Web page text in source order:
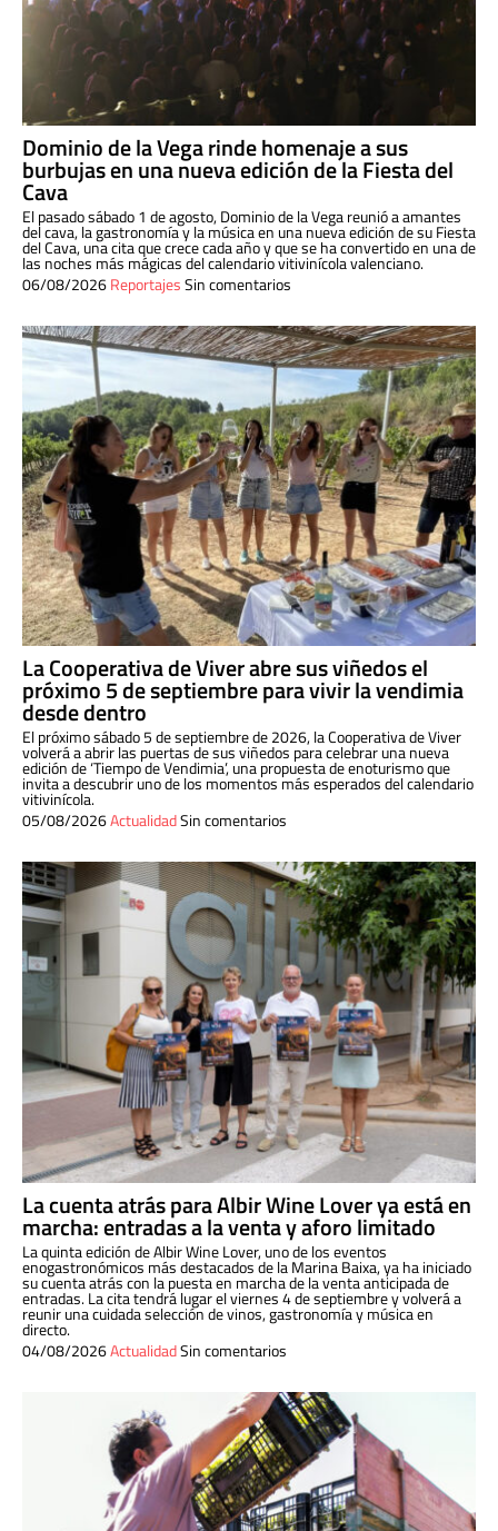
Dominio de la Vega rinde homenaje a sus
burbujas en una nueva edición de la Fiesta del
Cava
El pasado sábado 1 de agosto, Dominio de la Vega reunió a amantes
del cava, la gastronomía y la música en una nueva edición de su Fiesta
del Cava, una cita que crece cada año y que se ha convertido en una de
las noches más mágicas del calendario vitivinícola valenciano.
06/08/2026ReportajesSin comentarios
La Cooperativa de Viver abre sus viñedos el
próximo 5 de septiembre para vivir la vendimia
desde dentro
El próximo sábado 5 de septiembre de 2026, la Cooperativa de Viver
volverá a abrir las puertas de sus viñedos para celebrar una nueva
edición de ‘Tiempo de Vendimia’, una propuesta de enoturismo que
invita a descubrir uno de los momentos más esperados del calendario
vitivinícola.
05/08/2026ActualidadSin comentarios
La cuenta atrás para Albir Wine Lover ya está en
marcha: entradas a la venta y aforo limitado
La quinta edición de Albir Wine Lover, uno de los eventos
enogastronómicos más destacados de la Marina Baixa, ya ha iniciado
su cuenta atrás con la puesta en marcha de la venta anticipada de
entradas. La cita tendrá lugar el viernes 4 de septiembre y volverá a
reunir una cuidada selección de vinos, gastronomía y música en
directo.
04/08/2026ActualidadSin comentarios